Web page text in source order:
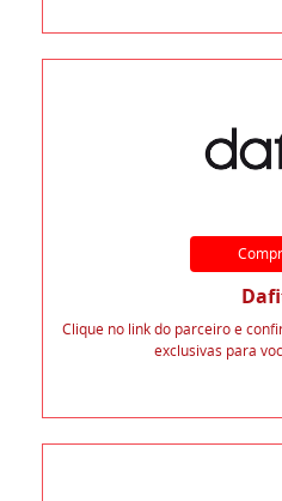
Clique no link do parceiro e
exclusivas para